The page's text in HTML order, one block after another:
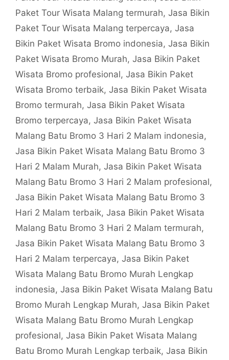
Paket Tour Wisata Malang termurah, Jasa Bikin
Paket Tour Wisata Malang terpercaya, Jasa
Bikin Paket Wisata Bromo indonesia, Jasa Bikin
Paket Wisata Bromo Murah, Jasa Bikin Paket
Wisata Bromo profesional, Jasa Bikin Paket
Wisata Bromo terbaik, Jasa Bikin Paket Wisata
Bromo termurah, Jasa Bikin Paket Wisata
Bromo terpercaya, Jasa Bikin Paket Wisata
Malang Batu Bromo 3 Hari 2 Malam indonesia,
Jasa Bikin Paket Wisata Malang Batu Bromo 3
Hari 2 Malam Murah, Jasa Bikin Paket Wisata
Malang Batu Bromo 3 Hari 2 Malam profesional,
Jasa Bikin Paket Wisata Malang Batu Bromo 3
Hari 2 Malam terbaik, Jasa Bikin Paket Wisata
Malang Batu Bromo 3 Hari 2 Malam termurah,
Jasa Bikin Paket Wisata Malang Batu Bromo 3
Hari 2 Malam terpercaya, Jasa Bikin Paket
Wisata Malang Batu Bromo Murah Lengkap
indonesia, Jasa Bikin Paket Wisata Malang Batu
Bromo Murah Lengkap Murah, Jasa Bikin Paket
Wisata Malang Batu Bromo Murah Lengkap
profesional, Jasa Bikin Paket Wisata Malang
Batu Bromo Murah Lengkap terbaik, Jasa Bikin